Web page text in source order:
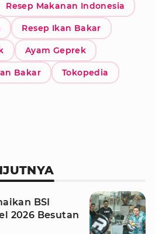
Resep Makanan Indonesia
Resep Ikan Bakar
Ayam Geprek
Bakar Tokopedia
BSI
2026 Besutan